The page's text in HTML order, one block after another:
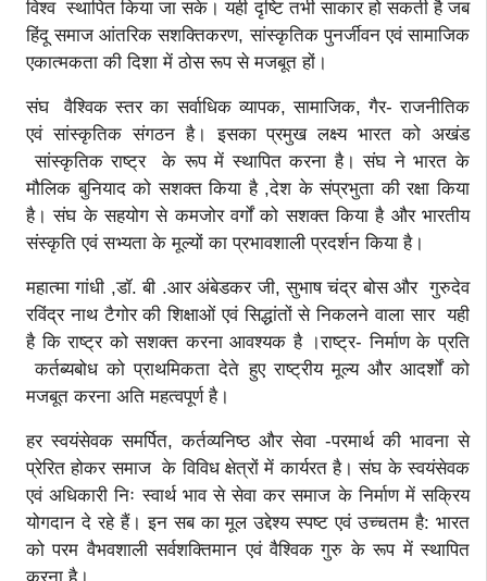
विश्व स्थापित किया जा सके। यही दृष्टि तभी साकार हो सकती है जब
हिंदू समाज आंतरिक सशक्तिकरण, सांस्कृतिक पुनर्जीवन एवं सामाजिक
एकात्मकता की दिशा में ठोस रूप से मजबूत हों।
संघ वैश्विक स्तर का सर्वाधिक व्यापक, सामाजिक, गैर- राजनीतिक
एवं सांस्कृतिक संगठन है। इसका प्रमुख लक्ष्य भारत को अखंड
सांस्कृतिक राष्ट्र के रूप में स्थापित करना है। संघ ने भारत के
मौलिक बुनियाद को सशक्त किया है ,देश के संप्रभुता की रक्षा किया
है। संघ के सहयोग से कमजोर वर्गों को सशक्त किया है और भारतीय
संस्कृति एवं सभ्यता के मूल्यों का प्रभावशाली प्रदर्शन किया है।
महात्मा गांधी ,डॉ. बी .आर अंबेडकर जी, सुभाष चंद्र बोस और गुरुदेव
रविंद्र नाथ टैगोर की शिक्षाओं एवं सिद्धांतों से निकलने वाला सार यही
है कि राष्ट्र को सशक्त करना आवश्यक है ।राष्ट्र- निर्माण के प्रति
कर्तब्यबोध को प्राथमिकता देते हुए राष्ट्रीय मूल्य और आदर्शों को
मजबूत करना अति महत्वपूर्ण है।
हर स्वयंसेवक समर्पित, कर्तव्यनिष्ठ और सेवा -परमार्थ की भावना से
प्रेरित होकर समाज के विविध क्षेत्रों में कार्यरत है। संघ के स्वयंसेवक
एवं अधिकारी निः स्वार्थ भाव से सेवा कर समाज के निर्माण में सक्रिय
योगदान दे रहे हैं। इन सब का मूल उद्देश्य स्पष्ट एवं उच्चतम है: भारत
को परम वैभवशाली सर्वशक्तिमान एवं वैश्विक गुरु के रूप में स्थापित